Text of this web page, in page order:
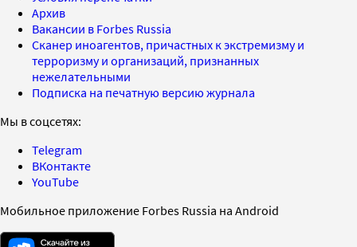
Архив
Вакансии в Forbes Russia
Сканер иноагентов, причастных к экстремизму и
терроризму и организаций, признанных
нежелательными
Подписка на печатную версию журнала
Мы в соцсетях:
Telegram
ВКонтакте
YouTube
Мобильное приложение Forbes Russia на Android